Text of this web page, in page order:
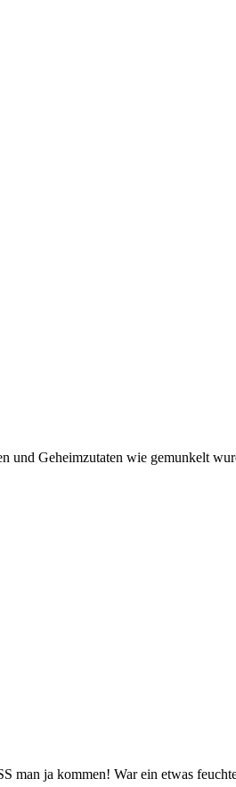
und Geheimzutaten wie gemunkelt
ja kommen! War ein etwas